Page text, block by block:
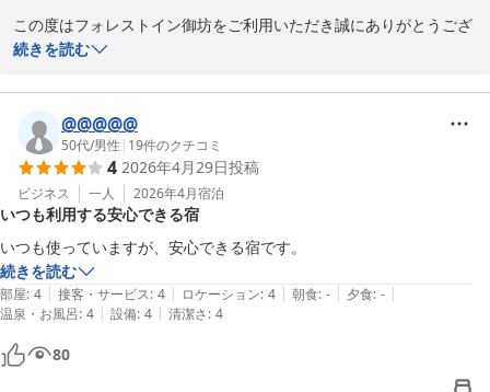
また、大浴場につきましては通常男性専用となっておりますが、お
子様が広くて喜んでくださったとのことを拝見し、私どもも大変嬉
年末年始・ゴールデンウィーク・お盆などの連休時には女性風呂も
ご用意しておりますので、機会がございましたらぜひお母様にもご
利用いただけましたら幸いでございます。
これからもお客様にお選びいただけるホテルであり続けられるよ
う、スタッフ一同、尚一層のサービス向上に努めてまいりますの
で、引き続きのご愛顧のほど何卒よろしくお願い申し上げます。
この度はご多忙の中、ご投稿いただき誠にありがとうございます。
お客様のお帰りをスタッフ一同、心よりお待ちしております。
フォレストイン御坊 竹村
フォレスト イン 御坊
この度はフォレストイン御坊をご利用いただき誠にありがとうござ
います。
た。
ご朝食もご利用いただき、重ねてお礼申し上げます。
当館の朝食は、和食・洋食・郷土料理の茶粥の3種類をご用意して
おります。
また金曜日は特別に、和食を湯浅名物の「しらす丼」にてご提供し
ております。
和歌山ならではの味わいをお楽しみいただけておりましたら幸いで
ございます。
また、当館自慢の大浴場『御坊の湯』にてゆったりお過ごしいただ
けたとのこと、何よりでございます。
続きを読む
@@@@@
50代/男性 | 19件のクチコミ
4 2026年4月29日投稿
ビジネス 一人 2026年4月宿泊
いつも利用する安心できる宿
いつも使っていますが、安心できる宿です。
続きを読む
部屋: 4 | 接客・サービス: 4 | ロケーション: 4 | 朝食: - | 夕食: - |
温泉・お風呂: 4 | 設備: 4 | 清潔さ: 4
80